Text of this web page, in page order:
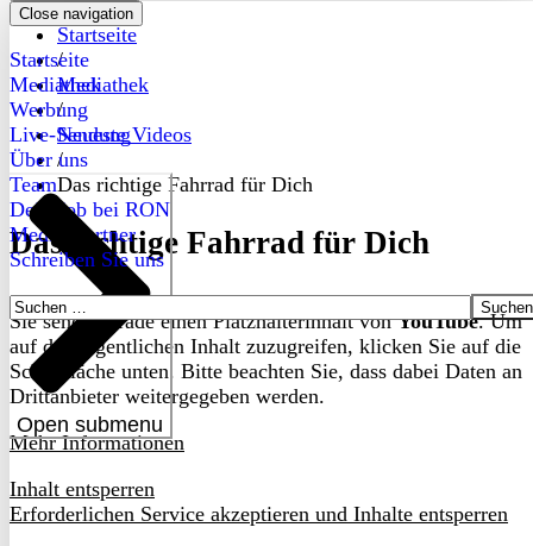
Close navigation
Startseite
Mediathek
Werbung
Live-Sendung
Über uns
Open submenu
Team
Dein Job bei RON
Medienpartner
Schreiben Sie uns
Suchen
nach:
Startseite
/
Mediathek
/
Neueste Videos
/
Das richtige Fahrrad für Dich
Das richtige Fahrrad für Dich
Sie sehen gerade einen Platzhalterinhalt vonYouTube. Um
auf den eigentlichen Inhalt zuzugreifen, klicken Sie auf die
Schaltfläche unten. Bitte beachten Sie, dass dabei Daten an
Drittanbieter weitergegeben werden.
Mehr Informationen
Inhalt entsperren
Erforderlichen Service akzeptieren und Inhalte entsperren